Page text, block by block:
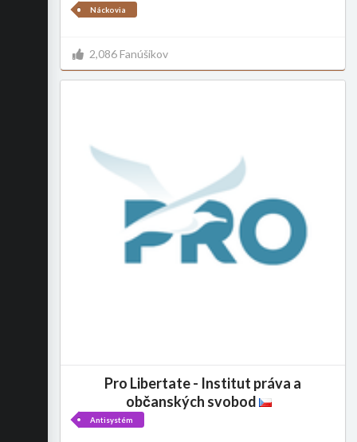
Náckovia
2,086 Fanúšikov
Pro Libertate - Institut práva a
občanských svobod
Antisystém